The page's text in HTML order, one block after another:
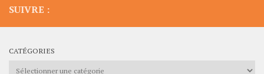
SUIVRE :
CATÉGORIES
Catégories